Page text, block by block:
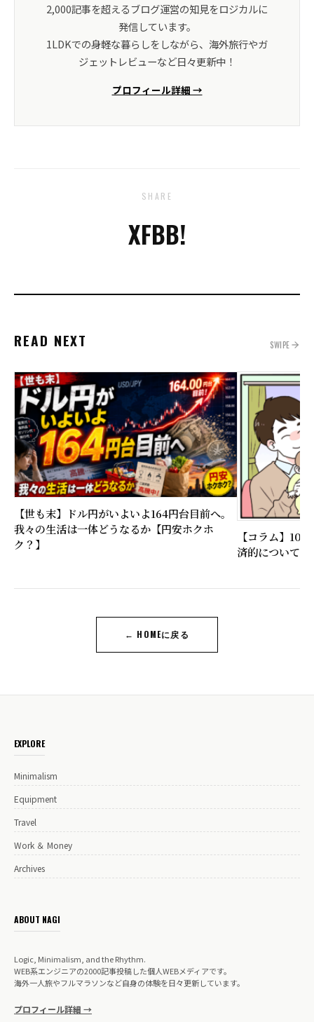
2,000記事を超えるブログ運営の知見をロジカルに
発信しています。
1LDKでの身軽な暮らしをしながら、海外旅行やガ
ジェットレビューなど日々更新中！
プロフィール詳細 →
SHARE
XFBB!
READ NEXT SWIPE
【世も末】ドル円がいよいよ164円台目前へ。
我々の生活は一体どうなるか【円安ホクホ
ク？】
【コラム】10
済的について
← HOMEに戻る
EXPLORE
Minimalism
Equipment
Travel
Work ＆ Money
Archives
ABOUT NAGI
Logic, Minimalism, and the Rhythm.
WEB系エンジニアの2000記事投稿した個人WEBメディアです。
海外一人旅やフルマラソンなど自身の体験を日々更新しています。
プロフィール詳細 →